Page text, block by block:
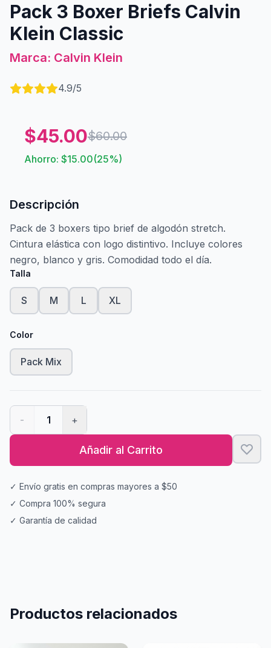
Pack 3 Boxer Briefs Calvin
Klein Classic
Marca: Calvin Klein
4.9/5
$45.00$60.00
Ahorro: $15.00(25%)
Descripción
Pack de 3 boxers tipo brief de algodón stretch.
Cintura elástica con logo distintivo. Incluye colores
negro, blanco y gris. Comodidad todo el día.
Talla
S M L XL
Color
Pack Mix
- 1 +
Añadir al Carrito
✓ Envío gratis en compras mayores a $50
✓ Compra 100% segura
✓ Garantía de calidad
Productos relacionados